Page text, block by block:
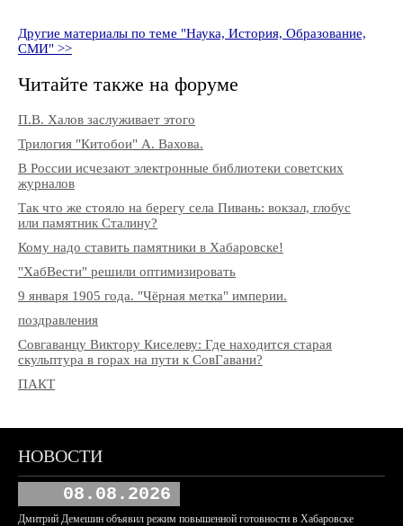
Другие материалы по теме "Наука, История, Образование,
СМИ" >>
Читайте также на форуме
П.В. Халов заслуживает этого
Трилогия "Китобои" А. Вахова.
В России исчезают электронные библиотеки советских
журналов
Так что же стояло на берегу села Пивань: вокзал, глобус
или памятник Сталину?
Кому надо ставить памятники в Хабаровске!
"ХабВести" решили оптимизировать
9 января 1905 года. "Чёрная метка" империи.
поздравления
Совгаванцу Виктору Киселеву: Где находится старая
скульптура в горах на пути к СовГавани?
ПАКТ
НОВОСТИ
08.08.2026
Дмитрий Демешин объявил режим повышенной готовности в Хабаровске